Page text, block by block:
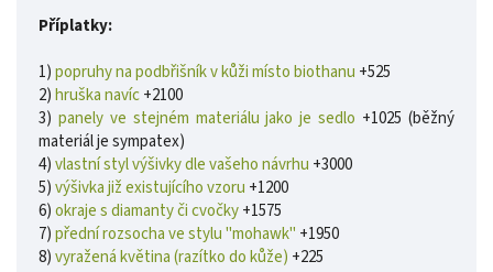
Příplatky:
1)popruhy na podbřišník v kůži místo biothanu +525
2)hruška navíc+2100
3) panely ve stejném materiálu jako je sedlo +1025 (běžný
materiál je sympatex)
4)vlastní styl výšivky dle vašeho návrhu +3000
5)výšivka již existujícího vzoru +1200
6)okraje s diamanty či cvočky+1575
7)přední rozsocha ve stylu "mohawk" +1950
8)vyražená květina (razítko do kůže) +225